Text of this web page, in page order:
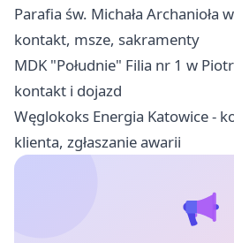
Parafia św. Michała Archanioła
kontakt, msze, sakramenty
MDK "Południe" Filia nr 1 w
kontakt i dojazd
Węglokoks Energia Katowice -
klienta, zgłaszanie awarii